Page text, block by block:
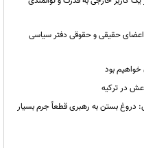
اعضای حقیقی و حقوقی دفتر سیاسی
بود
دروغ بستن به رهبری قطعاً جرم بسیار